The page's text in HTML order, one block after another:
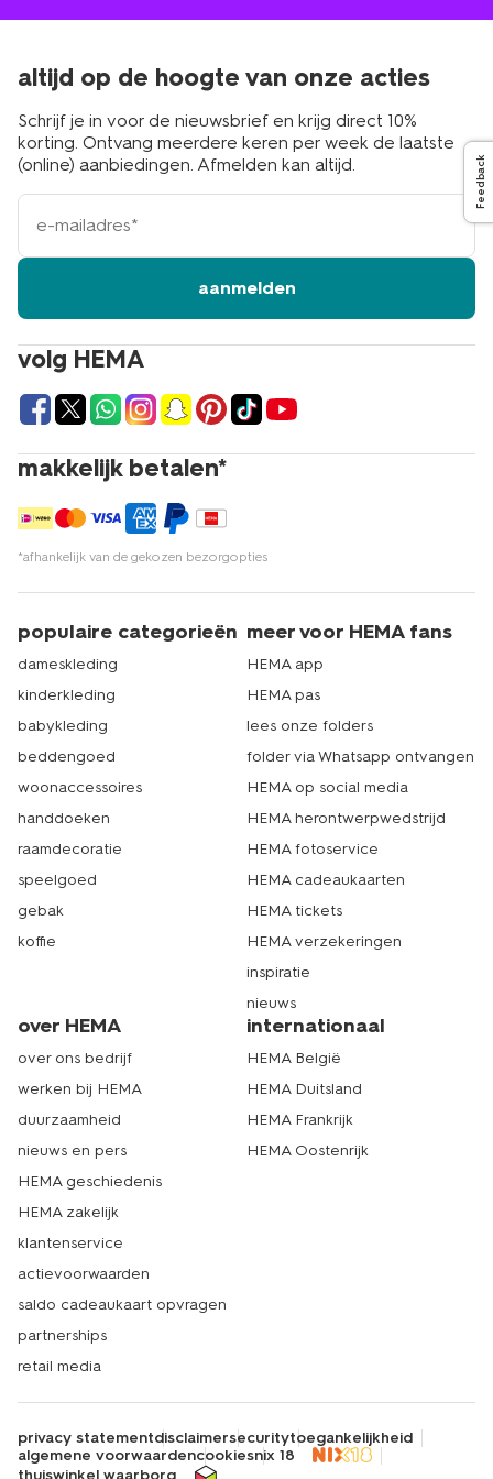
volg HEMA
makkelijk betalen*
*afhankelijk van de gekozen bezorgopties
altijd op de hoogte van onze acties
Schrijf je in voor de nieuwsbrief en krijg direct 10%
korting. Ontvang meerdere keren per week de laatste
(online) aanbiedingen. Afmelden kan altijd.
e-
mailadres
aanmelden
populaire categorieën
dameskleding
kinderkleding
babykleding
beddengoed
woonaccessoires
handdoeken
raamdecoratie
speelgoed
gebak
koffie
meer voor HEMA fans
HEMA app
HEMA pas
lees onze folders
folder via Whatsapp ontvangen
HEMA op social media
HEMA herontwerpwedstrijd
HEMA fotoservice
HEMA cadeaukaarten
HEMA tickets
HEMA verzekeringen
inspiratie
nieuws
over HEMA
over ons bedrijf
werken bij HEMA
duurzaamheid
nieuws en pers
HEMA geschiedenis
HEMA zakelijk
klantenservice
actievoorwaarden
saldo cadeaukaart opvragen
partnerships
retail media
internationaal
HEMA België
HEMA Duitsland
HEMA Frankrijk
HEMA Oostenrijk
privacy statementdisclaimersecuritytoegankelijkheid
algemene voorwaardencookiesnix 18
thuiswinkel waarborg
Feedback